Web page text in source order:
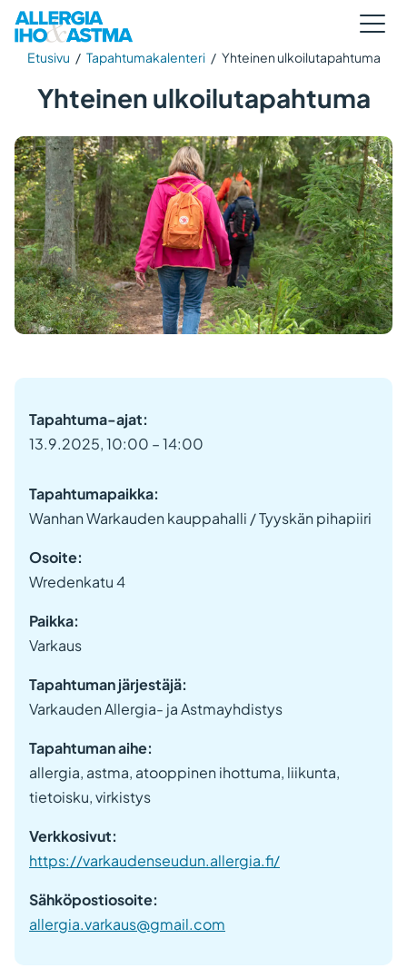
Etusivu / Tapahtumakalenteri / Yhteinen ulkoilutapahtuma
Yhteinen ulkoilutapahtuma
Tapahtuma-ajat:
13.9.2025, 10:00 – 14:00
Tapahtumapaikka:
Wanhan Warkauden kauppahalli / Tyyskän pihapiiri
Osoite:
Wredenkatu 4
Paikka:
Varkaus
Tapahtuman järjestäjä:
Varkauden Allergia- ja Astmayhdistys
Tapahtuman aihe:
allergia, astma, atooppinen ihottuma, liikunta,
tietoisku, virkistys
Verkkosivut:
https://varkaudenseudun.allergia.fi/
Sähköpostiosoite:
allergia.varkaus@gmail.com